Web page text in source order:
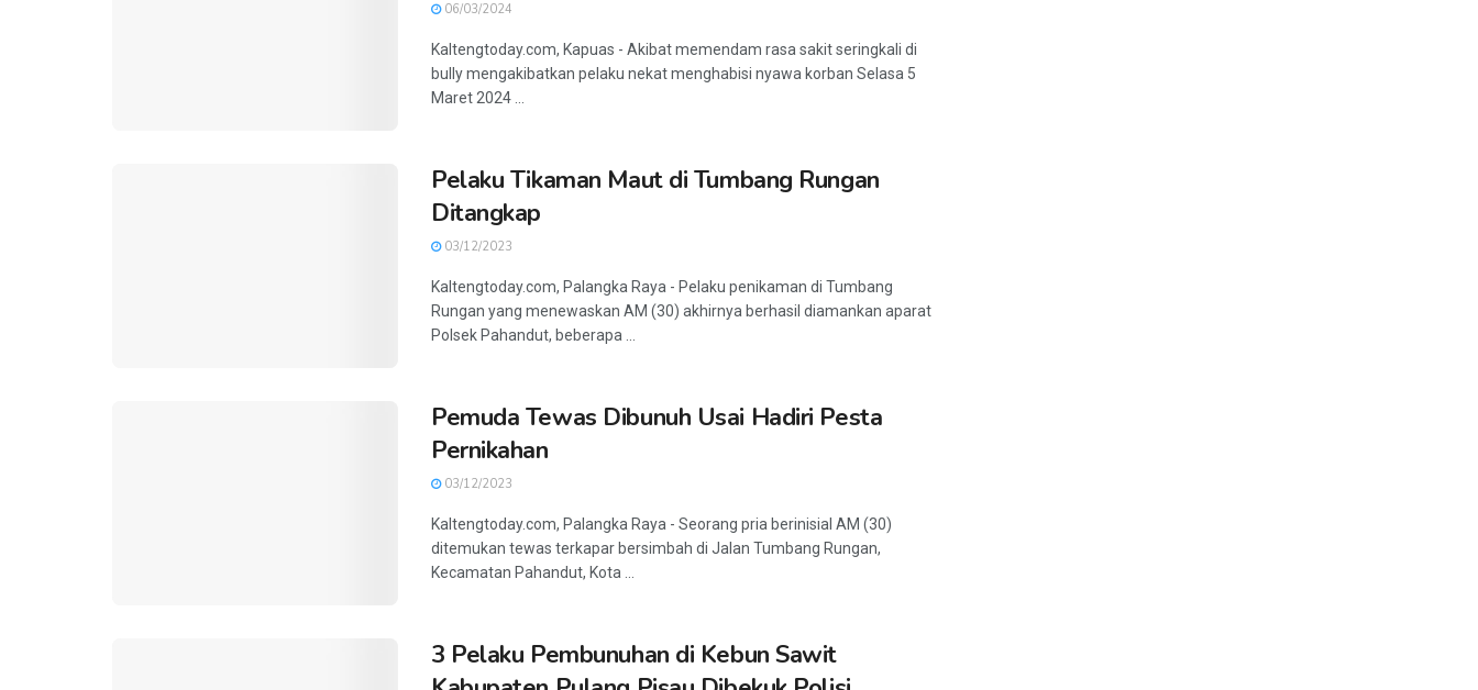
06/03/2024
Kaltengtoday.com, Kapuas - Akibat memendam rasa sakit seringkali di
bully mengakibatkan pelaku nekat menghabisi nyawa korban Selasa 5
Maret 2024 ...
Pelaku Tikaman Maut di Tumbang Rungan
Ditangkap
03/12/2023
Kaltengtoday.com, Palangka Raya - Pelaku penikaman di Tumbang
Rungan yang menewaskan AM (30) akhirnya berhasil diamankan aparat
Polsek Pahandut, beberapa ...
Pemuda Tewas Dibunuh Usai Hadiri Pesta
Pernikahan
03/12/2023
Kaltengtoday.com, Palangka Raya - Seorang pria berinisial AM (30)
ditemukan tewas terkapar bersimbah di Jalan Tumbang Rungan,
Kecamatan Pahandut, Kota ...
3 Pelaku Pembunuhan di Kebun Sawit